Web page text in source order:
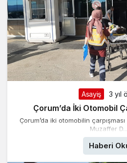
Asayiş 3 yıl
Çorum’da İki Otomobil
Çorum’da iki otomobilin
Muzaffer
Haberi